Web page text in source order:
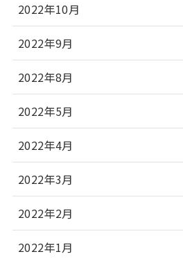
2022年10月
2022年9月
2022年8月
2022年5月
2022年4月
2022年3月
2022年2月
2022年1月